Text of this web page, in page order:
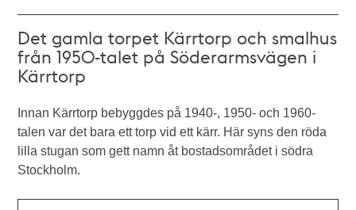
Det gamla torpet Kärrtorp och smalhus
från 1950-talet på Söderarmsvägen i
Kärrtorp
Innan Kärrtorp bebyggdes på 1940-, 1950- och 1960-
talen var det bara ett torp vid ett kärr. Här syns den röda
lilla stugan som gett namn åt bostadsområdet i södra
Stockholm.